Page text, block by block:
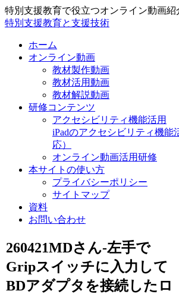
特別支援教育で役立つオンライン動画紹
特別支援教育と支援技術
ホーム
オンライン動画
教材製作動画
教材活用動画
教材解説動画
研修コンテンツ
アクセシビリティ機能活用
iPadのアクセシビリティ機能
応）
オンライン動画活用研修
本サイトの使い方
プライバシーポリシー
サイトマップ
資料
お問い合わせ
260421MDさん-左手で
Gripスイッチに入力して
BDアダプタを接続したロ